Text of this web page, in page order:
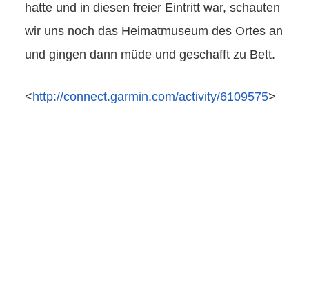
hatte und in diesen freier Eintritt war, schauten
wir uns noch das Heimatmuseum des Ortes an
und gingen dann müde und geschafft zu Bett.
<http://connect.garmin.com/activity/6109575>